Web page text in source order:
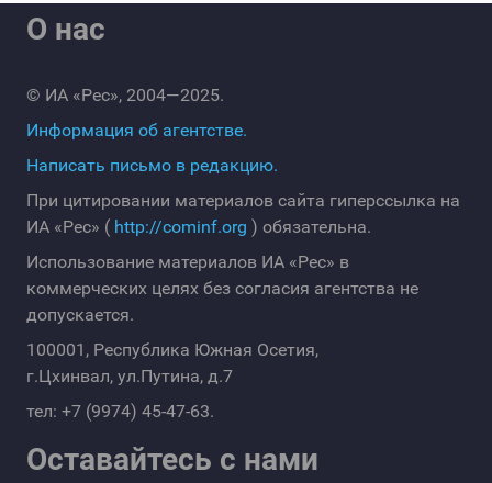
О нас
© ИА «Рес», 2004—2025.
Информация об агентстве.
Написать письмо в редакцию.
При цитировании материалов сайта гиперссылка на
ИА «Рес» ( http://cominf.org ) обязательна.
Использование материалов ИА «Рес» в
коммерческих целях без согласия агентства не
допускается.
100001, Республика Южная Осетия,
г.Цхинвал, ул.Путина, д.7
тел: +7 (9974) 45-47-63.
Оставайтесь с нами